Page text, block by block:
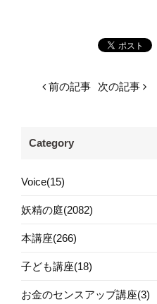
前の記事 次の記事
Category
Voice(15)
妖精の庭(2082)
本講座(266)
子ども講座(18)
お金のセンスアップ講座(3)